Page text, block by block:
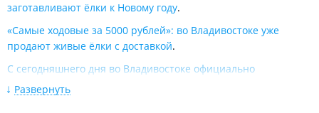
заготавливают ёлки к Новому году.
«Самые ходовые за 5000 рублей»: во Владивостоке уже
продают живые ёлки с доставкой.
С сегодняшнего дня во Владивостоке официально
разрешена торговля новогодними ёлками
Развернуть